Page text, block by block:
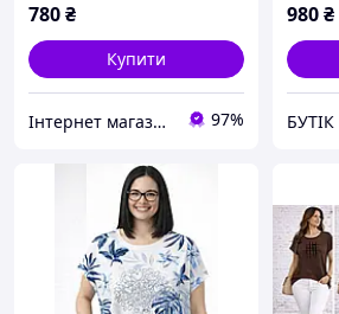
780₴
Купити
Інтернет магазин Zheneva 97%
980₴